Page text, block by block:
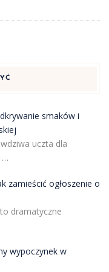
smaków i
uczta dla
…
zamieścić ogłoszenie o
dramatyczne
wypoczynek w